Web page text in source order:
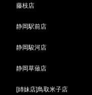
藤枝店
静岡駅前店
静岡駿河店
静岡草薙店
[姉妹店]鳥取米子店